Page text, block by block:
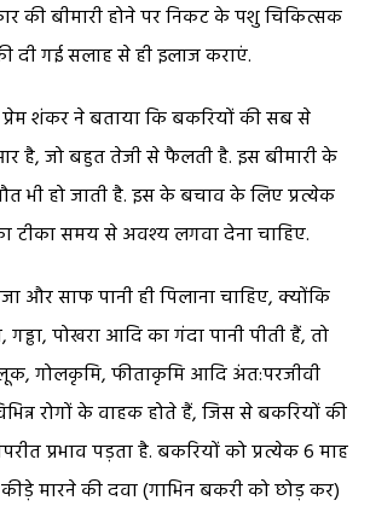
की बीमारी होने पर निकट के पशु चिकित्सक
गई सलाह से ही इलाज कराएं.
प्रेम शंकर ने बताया कि बकरियों की सब से
है, जो बहुत तेजी से फैलती है. इस बीमारी के
भी हो जाती है. इस के बचाव के लिए प्रत्येक
टीका समय से अवश्य लगवा देना चाहिए.
और साफ पानी ही पिलाना चाहिए, क्योंकि
पोखरा आदि का गंदा पानी पीती हैं, तो
गोलकृमि, फीताकृमि आदि अंत:परजीवी
रोगों के वाहक होते हैं, जिस से बकरियों की
प्रभाव पड़ता है. बकरियों को प्रत्येक 6 माह
मारने की दवा (गाभिन बकरी को छोड़ कर)